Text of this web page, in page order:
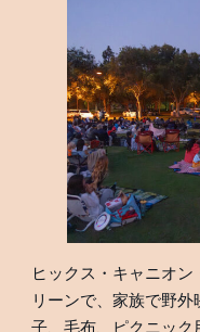
ヒックス・キャニオ
リーンで、家族で野